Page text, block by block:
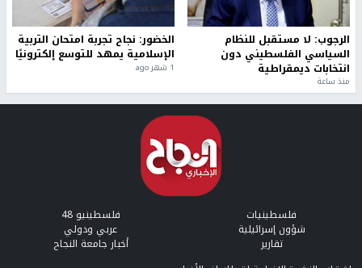
الرجوب: لا مستقبل للنظام
السياسي الفلسطيني دون
انتخابات ديمقراطية
منذ ساعة
الخضور: نجاح تجربة امتحان التربية
الإسلامية يمهد للتوسع إلكترونيًا
1 شهر ago
فلسطينيات فلسطينيو 48
شؤون إسرائيلية عربي ودولي
تقارير
أخبار جامعة النجاح